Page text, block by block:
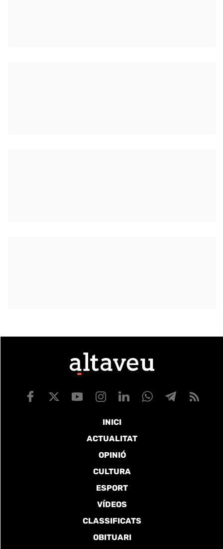
INICI
ACTUALITAT
OPINIÓ
CULTURA
ESPORT
VÍDEOS
CLASSIFICATS
OBITUARI